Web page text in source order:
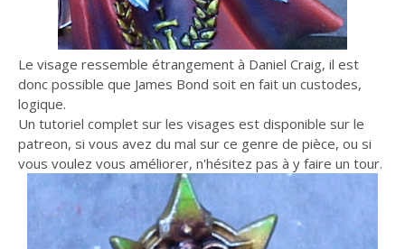
Le visage ressemble étrangement à Daniel Craig, il est
donc possible que James Bond soit en fait un custodes,
logique.
Un tutoriel complet sur les visages est disponible sur le
patreon, si vous avez du mal sur ce genre de pièce, ou si
vous voulez vous améliorer, n'hésitez pas à y faire un tour.